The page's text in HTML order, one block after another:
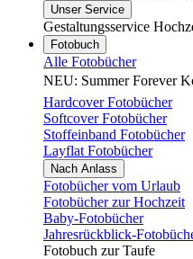
Unser Service
Gestaltungsservice
Fotobuch
Alle Fotobücher
NEU: Summer Forever
Hardcover Fotobücher
Softcover Fotobücher
Stoffeinband Fotobücher
Layflat Fotobücher
Nach Anlass
Fotobücher vom Urlaub
Fotobücher zur Hochzeit
Baby-Fotobücher
Jahresrückblick-
Fotobuch zur Taufe